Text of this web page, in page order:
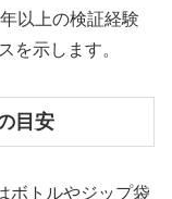
以上の検証経験
を示します。
目安
ボトルやジップ袋